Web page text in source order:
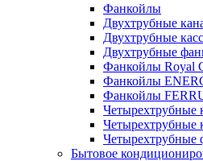
Фанкойлы
Двухтрубные
Двухтрубные
Двухтрубные
Фанкойлы Royal
Фанкойлы
Фанкойлы
Четырехтрубные
Четырехтрубные
Четырехтрубные
Бытовое